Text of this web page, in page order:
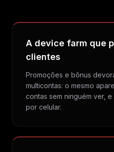
A device farm que
clientes
Promoções e bônus
multicontas: o mesmo
contas sem ninguém ver,
por celular.